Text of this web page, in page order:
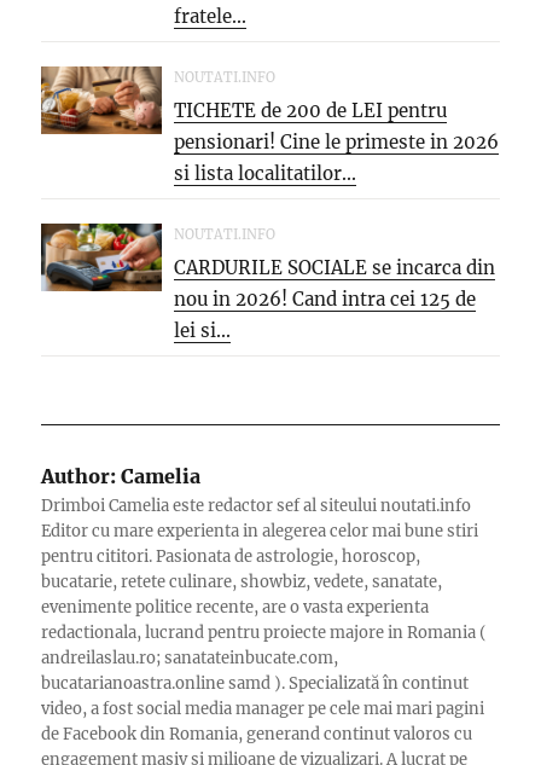
fratele...
NOUTATI.INFO
TICHETE de 200 de LEI pentru
pensionari! Cine le primeste in 2026
si lista localitatilor...
NOUTATI.INFO
CARDURILE SOCIALE se incarca din
nou in 2026! Cand intra cei 125 de
lei si...
Author: Camelia
Drimboi Camelia este redactor sef al siteului noutati.info
Editor cu mare experienta in alegerea celor mai bune stiri
pentru cititori. Pasionata de astrologie, horoscop,
bucatarie, retete culinare, showbiz, vedete, sanatate,
evenimente politice recente, are o vasta experienta
redactionala, lucrand pentru proiecte majore in Romania (
andreilaslau.ro; sanatateinbucate.com,
bucatarianoastra.online samd ). Specializată în continut
video, a fost social media manager pe cele mai mari pagini
de Facebook din Romania, generand continut valoros cu
engagement masiv si milioane de vizualizari. A lucrat pe